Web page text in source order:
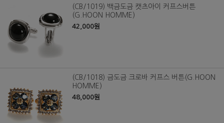
(CB/1019) 백금도금 캣츠아이 커프스버튼
(G.HOON HOMME)
42,000원
(CB/1018) 금도금 크로바 커프스 버튼(G.HOON
HOMME)
48,000원